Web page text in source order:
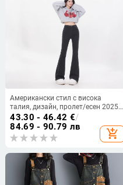
Американски стил с висока
талия, дизайн, пролет/есен 2025,
с прилепнала кройка, еластични
разкроени панталони за жени,
универсални дънки за пътуване
до работа, тип „боуткът“
43.30 - 46.42 €/
84.69 - 90.79 лв
add_shopping_cart